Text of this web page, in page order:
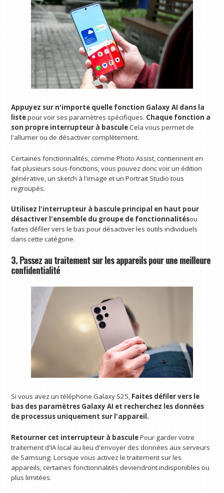
Appuyez sur n'importe quelle fonction Galaxy AI dans la
listepour voir ses paramètres spécifiques. Chaque fonction a
son propre interrupteur à basculeCela vous permet de
l'allumer ou de désactiver complètement.
Certaines fonctionnalités, comme Photo Assist, contiennent en
fait plusieurs sous-fonctions, vous pouvez donc voir un édition
générative, un sketch à l'image et un Portrait Studio tous
regroupés.
Utilisez l'interrupteur à bascule principal en haut pour
désactiver l'ensemble du groupe de fonctionnalitésou
faites défiler vers le bas pour désactiver les outils individuels
dans cette catégorie.
3. Passez au traitement sur les appareils pour une meilleure
confidentialité
Si vous avez un téléphone Galaxy S25, Faites défiler vers le
bas des paramètres Galaxy AI et recherchez les données
de processus uniquement sur l'appareil.
Retourner cet interrupteur à basculePour garder votre
traitement d'IA local au lieu d'envoyer des données aux serveurs
de Samsung. Lorsque vous activez le traitement sur les
appareils, certaines fonctionnalités deviendront indisponibles ou
plus limitées.